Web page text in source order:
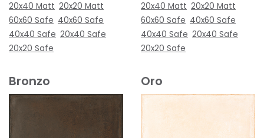
20x40 Matt 20x20 Matt
60x60 Safe 40x60 Safe
40x40 Safe 20x40 Safe
20x20 Safe
20x40 Matt 20x20 Matt
60x60 Safe 40x60 Safe
40x40 Safe 20x40 Safe
20x20 Safe
Bronzo Oro